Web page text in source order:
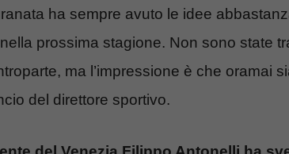
ha sempre avuto le idee
prossima stagione. Non sono state
ma l’impressione è che oramai
del direttore sportivo.